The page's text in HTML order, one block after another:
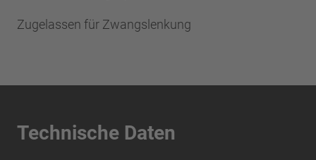
Zugelassen für Zwangslenkung
Technische Daten